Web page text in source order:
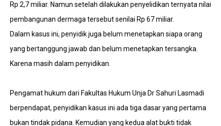
Rp 2,7 miliar. Namun setelah dilakukan penyelidikan ternyata nilai
pembangunan dermaga tersebut senilai Rp 67 miliar.
Dalam kasus ini, penyidik juga belum menetapkan siapa orang
yang bertanggung jawab dan belum menetapkan tersangka.
Karena masih dalam penyidikan.
Pengamat hukum dari Fakultas Hukum Unja Dr Sahuri Lasmadi
berpendapat, penyidikan kasus ini ada tiga dasar yang pertama
bukan tindak pidana. Kemudian yang kedua alat bukti tidak